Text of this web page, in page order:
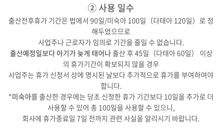
② 사용 일수
출산전후휴가 기간은 법에서 90일/미숙아 100일（다태아 120일）로 정
해두었으므로
사업주나 근로자가 임의로 기간을 줄일 수 없습니다.
출산예정일보다 아기가 늦게 태어나출산 후 45일（다태아 60일） 이상
의 휴가기간이 확보되지 않을 경우
사업주는 휴가 신청서 상에 명시된 날보다 추가적으로 휴가를 부여하여야
합니다.
*미숙아를 출산한 경우에는 당초 신청한 휴가 기간보다 10일을 추가로 더
사용할 수 있어 총 100일을 사용할 수 있으니,
회사에 휴가종료일 7일 전까지 관련 사실을 알리시기 바랍니다.